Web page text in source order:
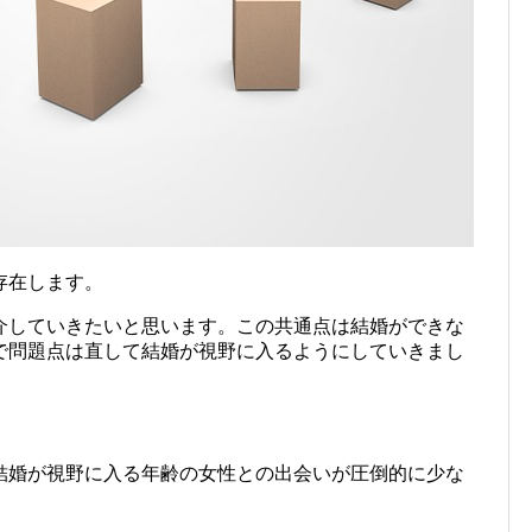
します。
ていきたいと思います。この共通点は結婚ができな
題点は直して結婚が視野に入るようにしていきまし
が視野に入る年齢の女性との出会いが圧倒的に少な